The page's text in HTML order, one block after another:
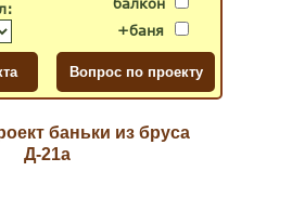
+баня
баньки из бруса
Д-21a